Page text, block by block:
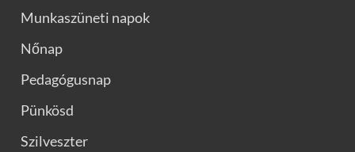
Munkaszüneti napok
Nőnap
Pedagógusnap
Pünkösd
Szilveszter